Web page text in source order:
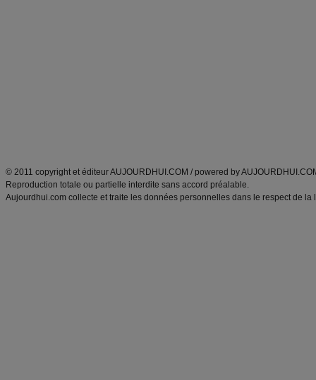
© 2011 copyright et éditeur AUJOURDHUI.COM / powered by
Reproduction totale ou partielle interdite sans accord préalable.
Aujourdhui.com collecte et traite les données personnelles dans le respect de